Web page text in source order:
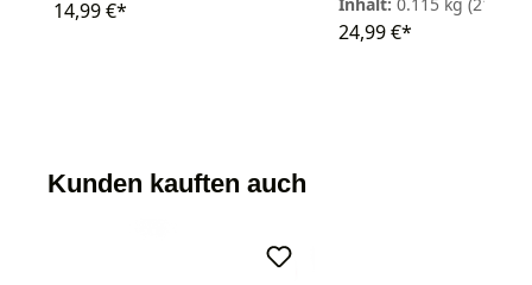
14,99 €*
Inhalt: 0.115 kg (217,30
24,99 €*
Kunden kauften auch